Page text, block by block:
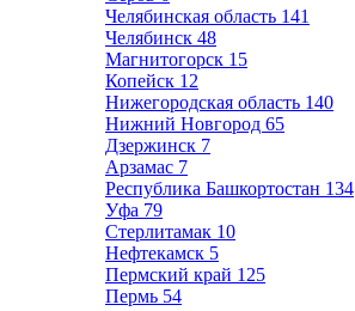
Челябинская область 141
Челябинск 48
Магнитогорск 15
Копейск 12
Нижегородская область 140
Нижний Новгород 65
Дзержинск 7
Арзамас 7
Республика Башкортостан 134
Уфа 79
Стерлитамак 10
Нефтекамск 5
Пермский край 125
Пермь 54